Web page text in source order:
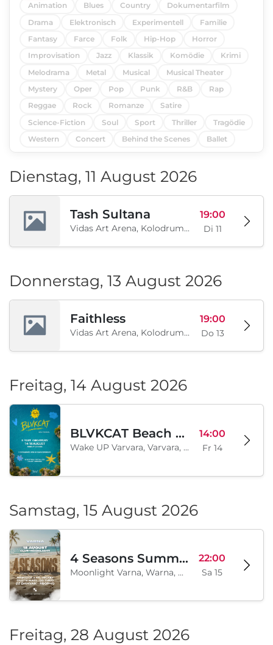
Animation
Blues Country
Dokumentarfilm
Drama
Elektronisch Experimentell
Familie
Fantasy
Farce Folk Hip-Hop
Horror
Improvisation
Jazz Klassik Komödie
Krimi
Melodrama
Metal Musical
Musical Theater
Mystery
Oper Pop Punk R&B
Rap
Reggae
Rock Romanze
Satire
Science-Fiction
Soul Sport Thriller
Tragödie
Western
Concert Behind the Scenes Ballet
Dienstag, 11 August 2026
Tash Sultana
Vidas Art Arena, Kolodrum, Borisova gradina, Sofia, BG
19:00
Di 11
Donnerstag, 13 August 2026
Faithless
Vidas Art Arena, Kolodrum, Borisova gradina, Sofia, BG
19:00
Do 13
Freitag, 14 August 2026
BLVKCAT Beach Festival 2026, Wake up Varvara
Wake UP Varvara, Varvara, BG
14:00
Fr 14
Samstag, 15 August 2026
4 Seasons Summer Edition
Moonlight Varna, Warna, BG
22:00
Sa 15
Freitag, 28 August 2026